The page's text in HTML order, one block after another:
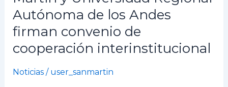
Autónoma de los Andes
firman convenio de
cooperación interinstitucional
Noticias/ user_sanmartin
San
Martín
y
Universidad
Regional
Autónoma